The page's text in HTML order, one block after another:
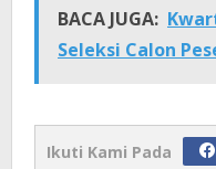
BACA JUGA:
Seleksi Calon
Ikuti Kami Pada